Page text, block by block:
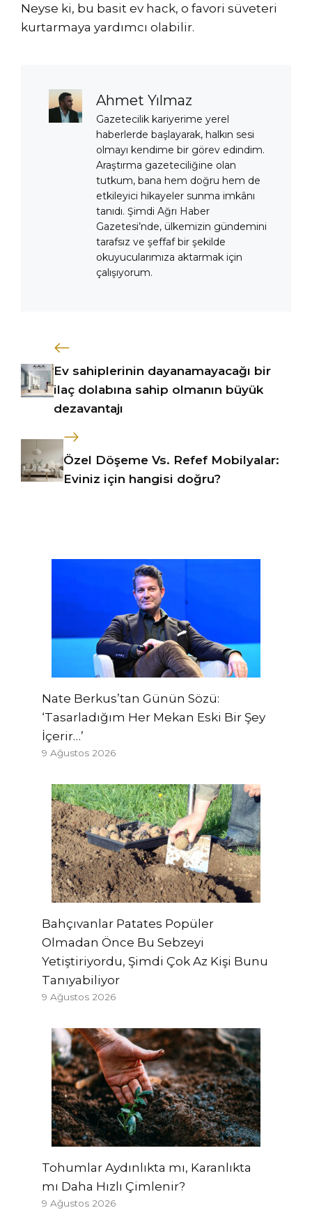
Neyse ki, bu basit ev hack, o favori süveteri
kurtarmaya yardımcı olabilir.
Ahmet Yılmaz
Gazetecilik kariyerime yerel
haberlerde başlayarak, halkın sesi
olmayı kendime bir görev edindim.
Araştırma gazeteciliğine olan
tutkum, bana hem doğru hem de
etkileyici hikayeler sunma imkânı
tanıdı. Şimdi Ağrı Haber
Gazetesi’nde, ülkemizin gündemini
tarafsız ve şeffaf bir şekilde
okuyucularımıza aktarmak için
çalışıyorum.
Ev sahiplerinin dayanamayacağı bir
ilaç dolabına sahip olmanın büyük
dezavantajı
Özel Döşeme Vs. Refef Mobilyalar:
Eviniz için hangisi doğru?
Nate Berkus’tan Günün Sözü:
‘Tasarladığım Her Mekan Eski Bir Şey
İçerir…’
9 Ağustos 2026
Bahçıvanlar Patates Popüler
Olmadan Önce Bu Sebzeyi
Yetiştiriyordu, Şimdi Çok Az Kişi Bunu
Tanıyabiliyor
9 Ağustos 2026
Tohumlar Aydınlıkta mı, Karanlıkta
mı Daha Hızlı Çimlenir?
9 Ağustos 2026